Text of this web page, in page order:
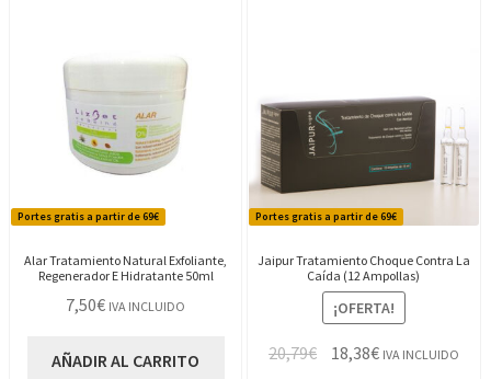
Portes gratis a partir de 69€
Alar Tratamiento Natural Exfoliante,
Regenerador E Hidratante 50ml
7,50€ IVA INCLUIDO
AÑADIR AL CARRITO
Portes gratis a partir de 69€
Jaipur Tratamiento Choque Contra La
Caída (12 Ampollas)
¡OFERTA!
20,79€
El18,38€ElIVA INCLUIDO